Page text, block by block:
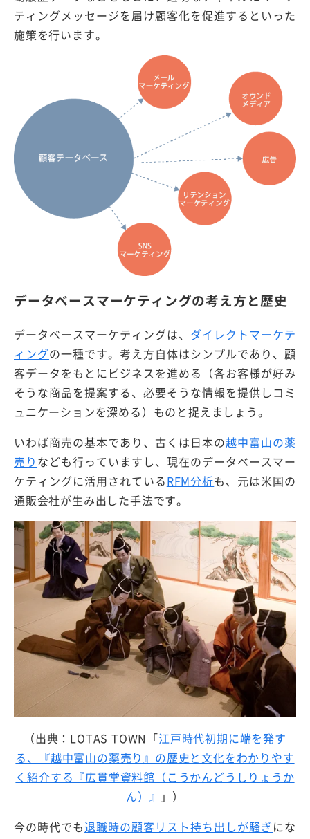
ティングメッセージを届け顧客化を促進するといった
施策を行います。
データベースマーケティングの考え方と歴史
データベースマーケティングは、 ダイレクトマーケテ
ィングの一種です。考え方自体はシンプルであり、顧
客データをもとにビジネスを進める（各お客様が好み
そうな商品を提案する、必要そうな情報を提供しコミ
ュニケーションを深める）ものと捉えましょう。
いわば商売の基本であり、古くは日本の越中富山の薬
売り なども行っていますし、現在のデータベースマー
ケティングに活用されているRFM分析も、元は米国の
通販会社が生み出した手法です。
（出典：LOTAS TOWN「江戸時代初期に端を発す
る、『越中富山の薬売り』の歴史と文化をわかりやす
く紹介する『広貫堂資料館（こうかんどうしりょうか
ん）』 」）
今の時代でも退職時の顧客リスト持ち出しが騒ぎにな